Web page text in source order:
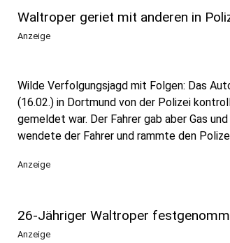
Waltroper geriet mit anderen in
Anzeige
Wilde Verfolgungsjagd mit Folgen: Das
(16.02.) in Dortmund von der Polizei
gemeldet war. Der Fahrer gab aber Gas
wendete der Fahrer und rammte den
Anzeige
26-Jähriger Waltroper
Anzeige